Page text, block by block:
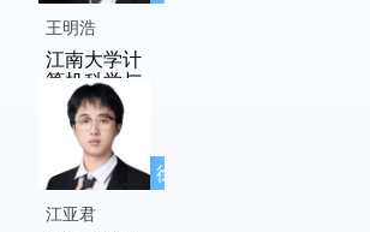
王明浩
江南大学计
算机科学与
技术专业
徐先友名师
江亚君